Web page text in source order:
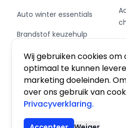
Wij gebruiken cookies om
optimaal te kunnen
marketing doeleinden.
over ons gebruik van
Privacyverklaring.
Auto winter essentials
Brandstof keuzehulp
Schakel of automaat?